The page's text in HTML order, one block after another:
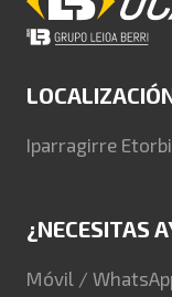
Iparragirre
¿NECESITAS
Móvil /